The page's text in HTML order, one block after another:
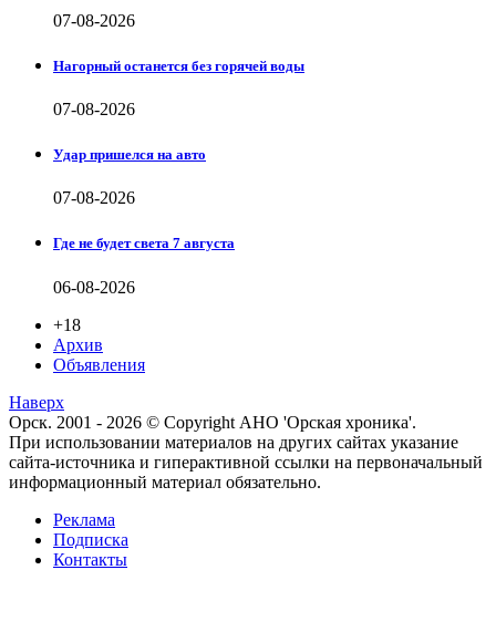
07-08-2026
Нагорный останется без горячей воды
07-08-2026
Удар пришелся на авто
07-08-2026
Где не будет света 7 августа
06-08-2026
+18
Архив
Объявления
Наверх
Орск. 2001 - 2026 © Copyright АНО 'Орская хроника'.
При использовании материалов на других сайтах указание
сайта-источника и гиперактивной ссылки на первоначальный
информационный материал обязательно.
Реклама
Подписка
Контакты